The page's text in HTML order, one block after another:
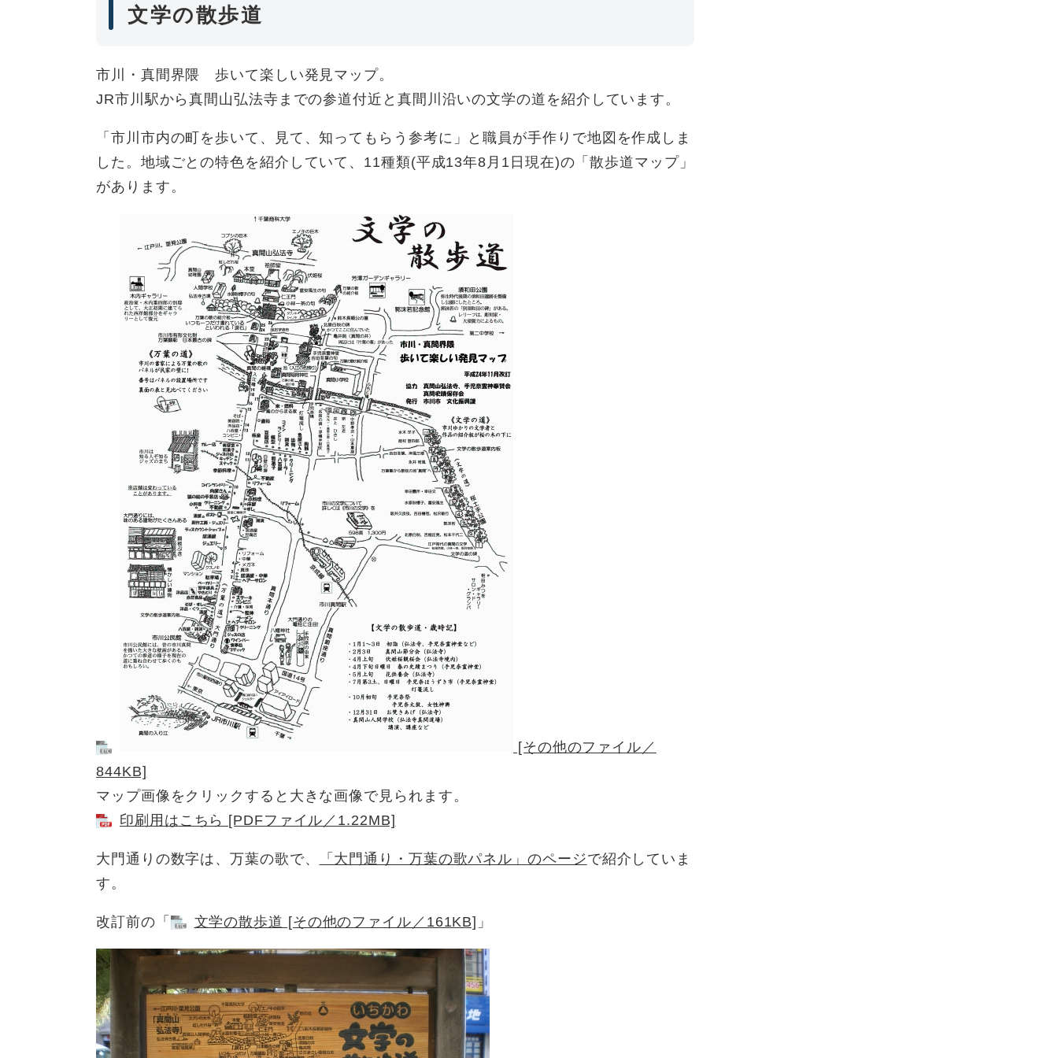
文学の散歩道
市川・真間界隈 歩いて楽しい発見マップ。
JR市川駅から真間山弘法寺までの参道付近と真間川沿いの文学の道を紹介しています。
「市川市内の町を歩いて、見て、知ってもらう参考に」と職員が手作りで地図を作成しま
した。地域ごとの特色を紹介していて、11種類(平成13年8月1日現在)の「散歩道マップ」
があります。
[その他のファイル／
844KB]
マップ画像をクリックすると大きな画像で見られます。
印刷用はこちら [PDFファイル／1.22MB]
大門通りの数字は、万葉の歌で、 「大門通り・万葉の歌パネル」のページで紹介していま
す。
改訂前の「 文学の散歩道 [その他のファイル／161KB] 」